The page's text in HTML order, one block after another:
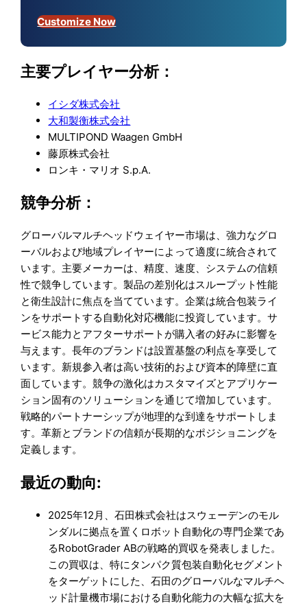
Customize Now
主要プレイヤー分析：
イシダ株式会社
大和製衡株式会社
MULTIPOND Waagen GmbH
藤原株式会社
ロンキ・マリオ S.p.A.
競争分析：
グローバルマルチヘッドウェイヤー市場は、強力なグロ
ーバルおよび地域プレイヤーによって適度に統合されて
います。主要メーカーは、精度、速度、システムの信頼
性で競争しています。製品の差別化はスループット性能
と衛生設計に焦点を当てています。企業は統合包装ライ
ンをサポートする自動化対応機能に投資しています。サ
ービス能力とアフターサポートが購入者の好みに影響を
与えます。長年のブランドは設置基盤の利点を享受して
います。新規参入者は高い技術的および資本的障壁に直
面しています。競争の激化はカスタマイズとアプリケー
ション固有のソリューションを通じて増加しています。
戦略的パートナーシップが地理的な到達をサポートしま
す。革新とブランドの信頼が長期的なポジショニングを
定義します。
最近の動向:
2025年12月、石田株式会社はスウェーデンのモル
ンダルに拠点を置くロボット自動化の専門企業であ
るRobotGrader ABの戦略的買収を発表しました。
この買収は、特にタンパク質包装自動化セグメント
をターゲットにした、石田のグローバルなマルチヘ
ッド計量機市場における自動化能力の大幅な拡大を